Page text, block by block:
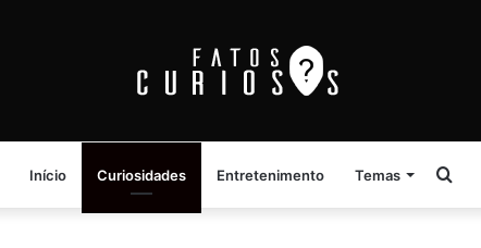
Início Curiosidades Entretenimento Temas